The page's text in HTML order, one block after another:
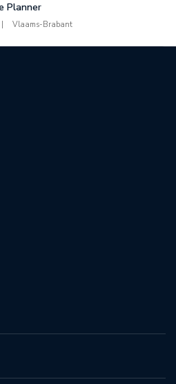
Planner
Vlaams-Brabant